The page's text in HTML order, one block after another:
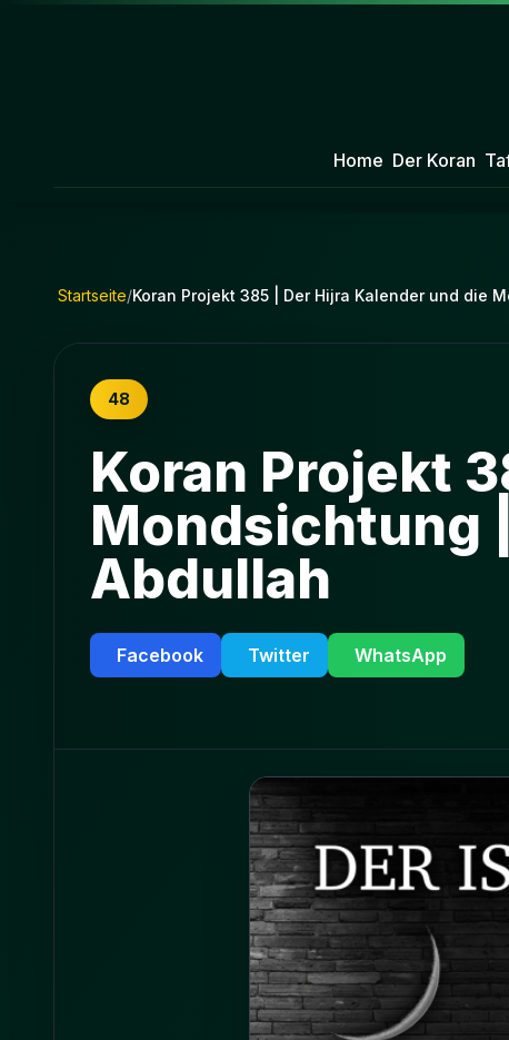
Home Der Koran
Startseite/Koran Projekt 385 | Der Hijra Kalender und die
48
Koran Projekt
Mondsichtung
Abdullah
Facebook Twitter WhatsApp